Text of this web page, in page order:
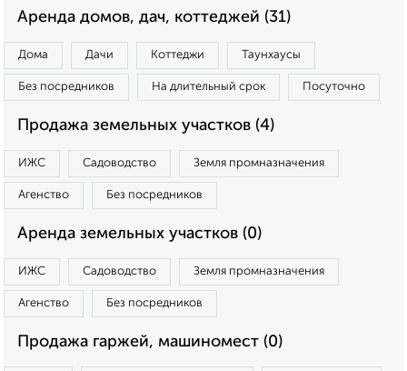
Аренда домов, дач, коттеджей (31)
Дома Дачи Коттеджи Таунхаусы
Без посредников На длительный срок Посуточно
Продажа земельных участков (4)
ИЖС Садоводство Земля промназначения
Агенство Без посредников
Аренда земельных участков (0)
ИЖС Садоводство Земля промназначения
Агенство Без посредников
Продажа гаржей, машиномест (0)